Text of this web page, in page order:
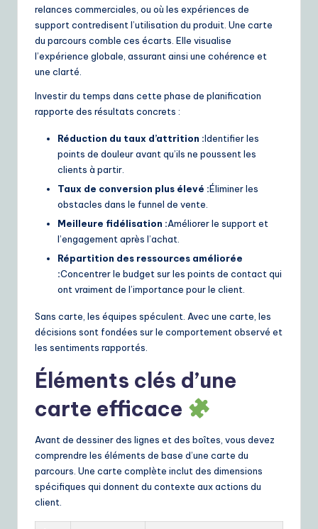
relances commerciales, ou où les expériences de
support contredisent l’utilisation du produit. Une carte
du parcours comble ces écarts. Elle visualise
l’expérience globale, assurant ainsi une cohérence et
une clarté.
Investir du temps dans cette phase de planification
rapporte des résultats concrets :
Réduction du taux d’attrition :Identifier les
points de douleur avant qu’ils ne poussent les
clients à partir.
Taux de conversion plus élevé :Éliminer les
obstacles dans le funnel de vente.
Meilleure fidélisation :Améliorer le support et
l’engagement après l’achat.
Répartition des ressources améliorée
:Concentrer le budget sur les points de contact qui
ont vraiment de l’importance pour le client.
Sans carte, les équipes spéculent. Avec une carte, les
décisions sont fondées sur le comportement observé et
les sentiments rapportés.
Éléments clés d’une
carte efficace
Avant de dessiner des lignes et des boîtes, vous devez
comprendre les éléments de base d’une carte du
parcours. Une carte complète inclut des dimensions
spécifiques qui donnent du contexte aux actions du
client.